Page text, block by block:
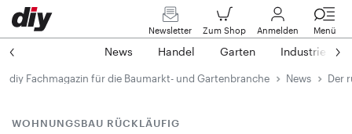
Newsletter Zum Shop Anmelden Menü
News Handel Garten Industrie
diy Fachmagazin für die Baumarkt- und Gartenbranche News Der
WOHNUNGSBAU RÜCKLÄUFIG